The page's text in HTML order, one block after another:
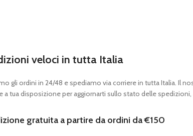
veloci in tutta Italia
gli ordini in 24/48 e spediamo via corriere in tutta Italia. Il
a tua disposizione per aggiornarti sullo stato delle spedizioni,
gratuita a partire da ordini da €150